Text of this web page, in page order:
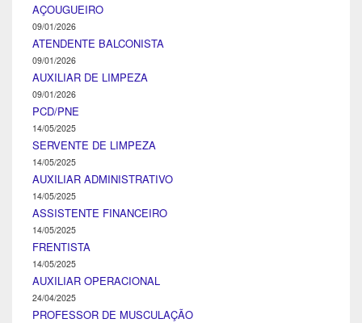
AÇOUGUEIRO
09/01/2026
ATENDENTE BALCONISTA
09/01/2026
AUXILIAR DE LIMPEZA
09/01/2026
PCD/PNE
14/05/2025
SERVENTE DE LIMPEZA
14/05/2025
AUXILIAR ADMINISTRATIVO
14/05/2025
ASSISTENTE FINANCEIRO
14/05/2025
FRENTISTA
14/05/2025
AUXILIAR OPERACIONAL
24/04/2025
PROFESSOR DE MUSCULAÇÃO